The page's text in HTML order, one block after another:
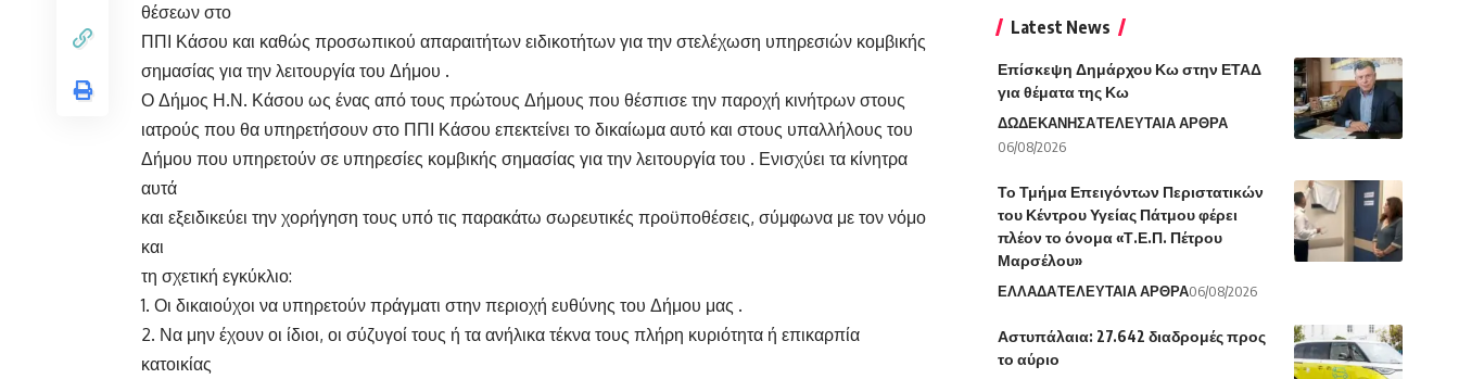
θέσεων στο
ΠΠΙ Κάσου και καθώς προσωπικού απαραιτήτων ειδικοτήτων για την στελέχωση υπηρεσιών κομβικής
σημασίας για την λειτουργία του Δήμου .
Ο Δήμος Η.Ν. Κάσου ως ένας από τους πρώτους Δήμους που θέσπισε την παροχή κινήτρων στους
ιατρούς που θα υπηρετήσουν στο ΠΠΙ Κάσου επεκτείνει το δικαίωμα αυτό και στους υπαλλήλους του
Δήμου που υπηρετούν σε υπηρεσίες κομβικής σημασίας για την λειτουργία του . Ενισχύει τα κίνητρα
αυτά
και εξειδικεύει την χορήγηση τους υπό τις παρακάτω σωρευτικές προϋποθέσεις, σύμφωνα με τον νόμο
και
τη σχετική εγκύκλιο:
1. Οι δικαιούχοι να υπηρετούν πράγματι στην περιοχή ευθύνης του Δήμου μας .
2. Να μην έχουν οι ίδιοι, οι σύζυγοί τους ή τα ανήλικα τέκνα τους πλήρη κυριότητα ή επικαρπία
κατοικίας
Latest News
Επίσκεψη Δημάρχου Κω στην ΕΤΑΔ
για θέματα της Κω
ΔΩΔΕΚΑΝΗΣΑΤΕΛΕΥΤΑΙΑ ΑΡΘΡΑ
06/08/2026
Το Τμήμα Επειγόντων Περιστατικών
του Κέντρου Υγείας Πάτμου φέρει
πλέον το όνομα «Τ.Ε.Π. Πέτρου
Μαρσέλου»
ΕΛΛΑΔΑΤΕΛΕΥΤΑΙΑ ΑΡΘΡΑ06/08/2026
Αστυπάλαια: 27.642 διαδρομές προς
το αύριο